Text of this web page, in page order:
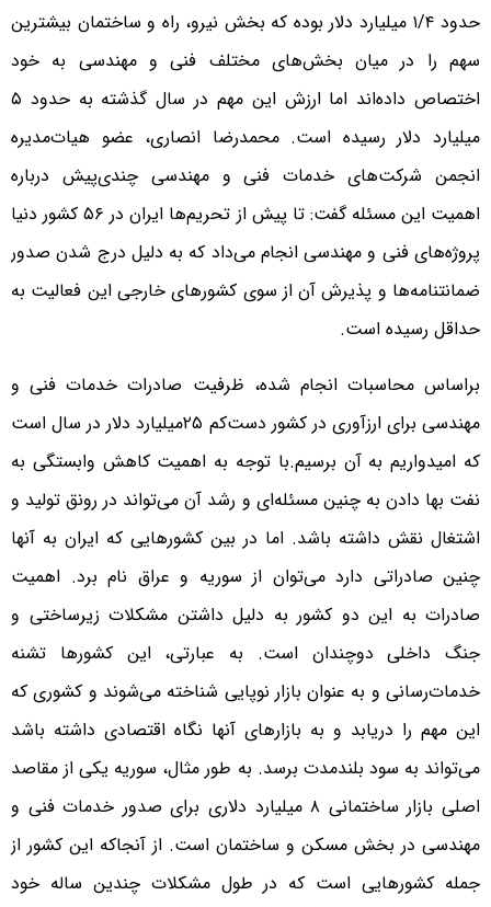
حدود ۱/۴ میلیارد دلار بوده که بخش نیرو، راه و ساختمان بیشترین
سهم را در میان بخش‌های مختلف فنی و مهندسی به خود
اختصاص داده‌اند اما ارزش این مهم در سال گذشته به حدود ۵
میلیارد دلار رسیده است. محمدرضا انصاری، عضو هیات‌مدیره
انجمن شرکت‌های خدمات فنی و مهندسی چندی‌پیش درباره
اهمیت این مسئله گفت: تا پیش از تحریم‌ها ایران در ۵۶ کشور دنیا
پروژه‌های فنی و مهندسی انجام می‌داد که به دلیل درج شدن صدور
ضمانتنامه‌ها و پذیرش آن از سوی کشورهای خارجی این فعالیت به
حداقل رسیده است.
براساس محاسبات انجام شده، ظرفیت صادرات خدمات فنی و
مهندسی برای ارزآوری در کشور دست‌کم ۲۵میلیارد دلار در سال است
که امیدواریم به آن برسیم.با توجه به اهمیت کاهش وابستگی به
نفت بها دادن به چنین مسئله‌ای و رشد آن می‌تواند در رونق تولید و
اشتغال نقش داشته باشد. اما در بین کشورهایی که ایران به آنها
چنین صادراتی دارد می‌توان از سوریه و عراق نام برد. اهمیت
صادرات به این دو کشور به دلیل داشتن مشکلات زیرساختی و
جنگ داخلی دوچندان است. به عبارتی، این کشورها تشنه
خدمات‌رسانی و به عنوان بازار نوپایی شناخته می‌شوند و کشوری که
این مهم را دریابد و به بازارهای آنها نگاه اقتصادی داشته باشد
می‌تواند به سود بلندمدت برسد. به طور مثال، سوریه یکی از مقاصد
اصلی بازار ساختمانی ۸ میلیارد دلاری برای صدور خدمات فنی و
مهندسی در بخش مسکن و ساختمان است. از آنجاکه این کشور از
جمله کشورهایی است که در طول مشکلات چندین ساله خود